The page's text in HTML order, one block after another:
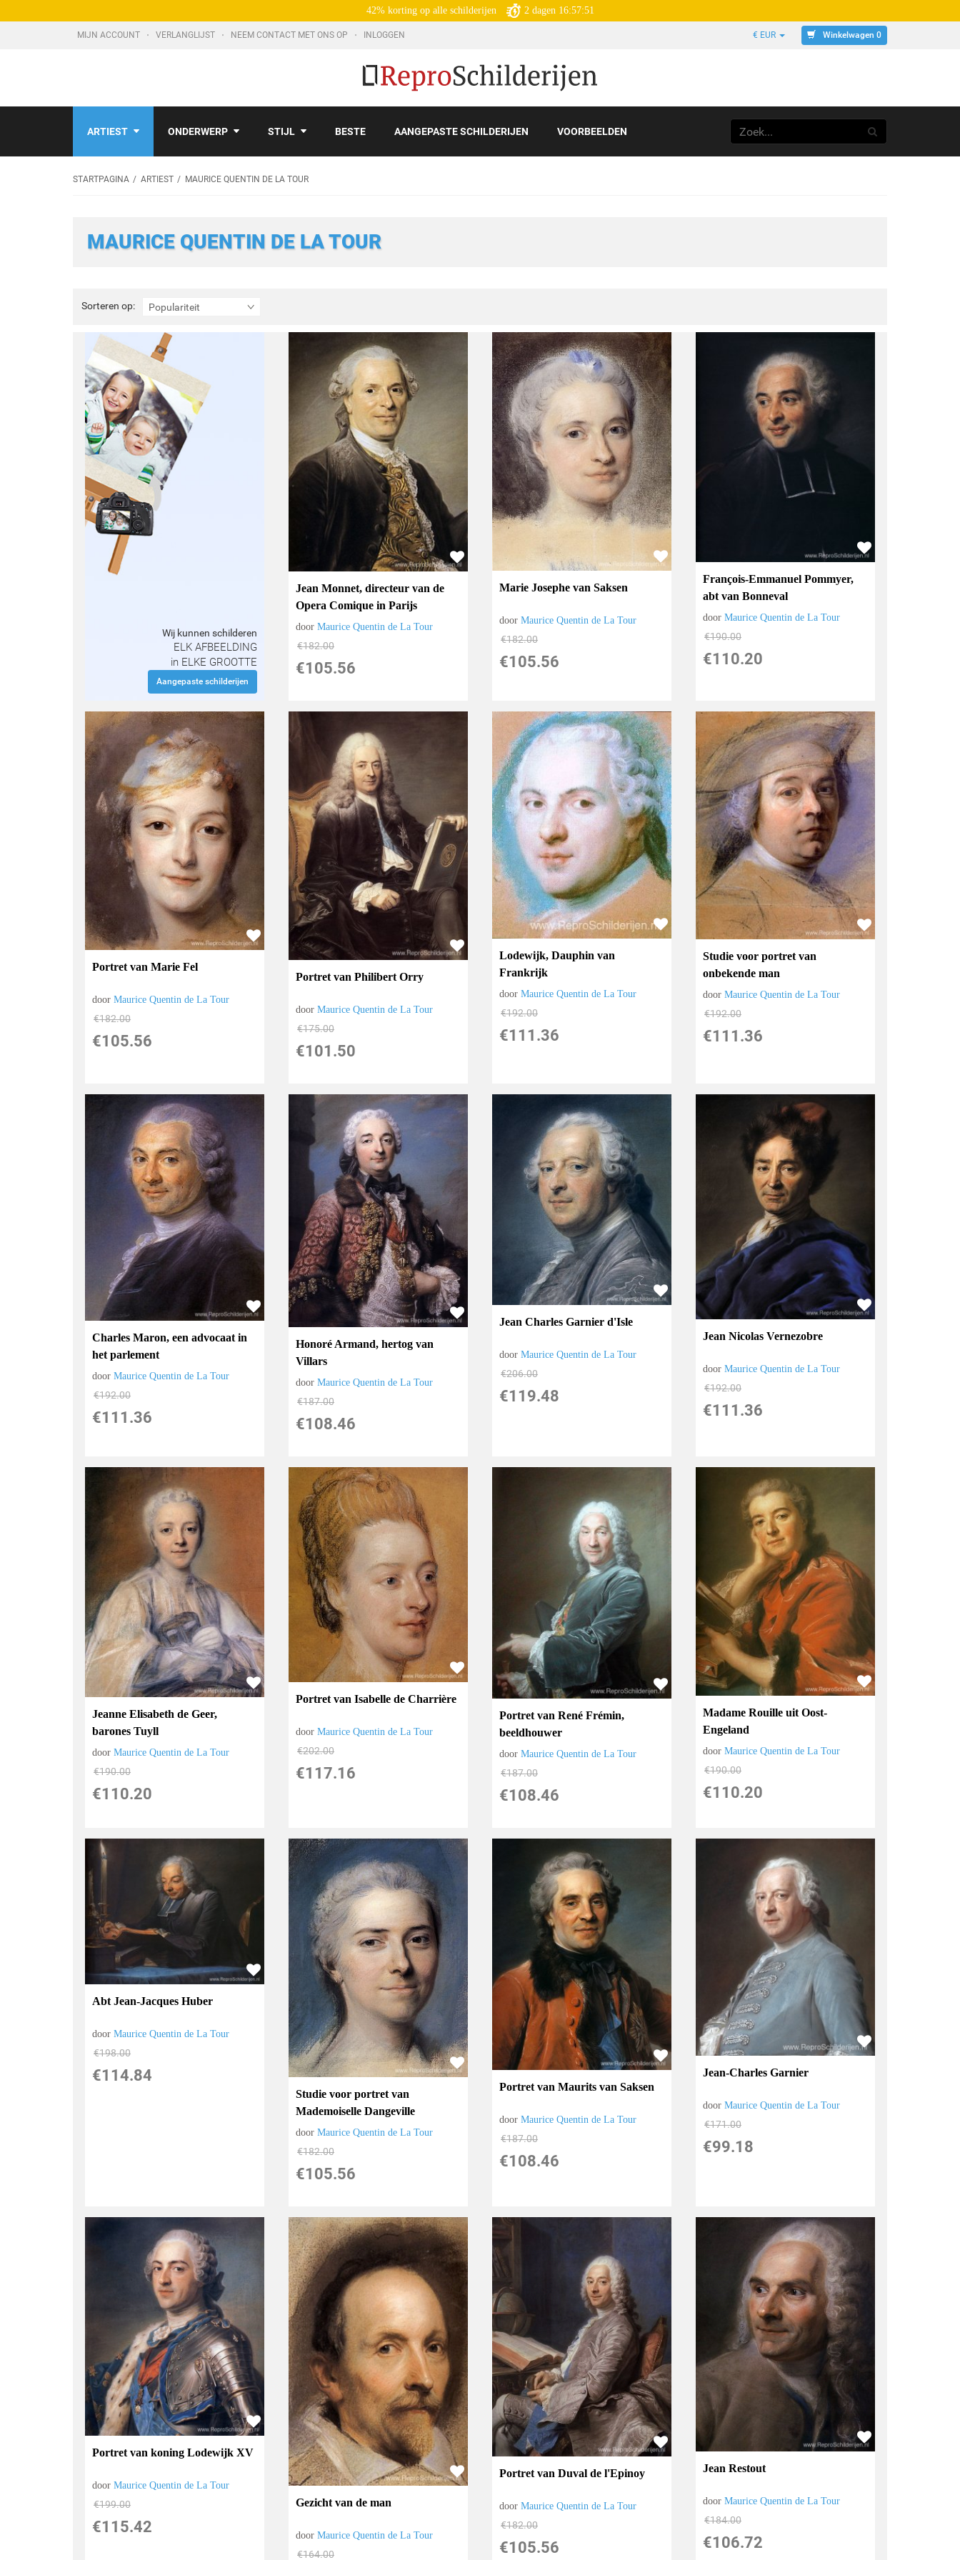
42% korting op alle schilderijen 2 dagen 16:57:50
MIJN ACCOUNT VERLANGLIJST NEEM CONTACT MET ONS OP INLOGGEN € EUR Winkelwagen 0
ARTIEST ONDERWERP STIJL BESTE AANGEPASTE SCHILDERIJEN VOORBEELDEN
STARTPAGINA ARTIEST MAURICE QUENTIN DE LA TOUR
MAURICE QUENTIN DE LA TOUR
Sorteren op: Populariteit
Sorteren
op:
Wij kunnen schilderen
ELK AFBEELDING
in ELKE GROOTTE
Aangepaste schilderijen
Jean Monnet, directeur van de
Opera Comique in Parijs
doorMaurice Quentin de La Tour
€182.00
€105.56
Marie Josephe van Saksen
doorMaurice Quentin de La Tour
€182.00
€105.56
François-Emmanuel Pommyer,
abt van Bonneval
doorMaurice Quentin de La Tour
€190.00
€110.20
Portret van Marie Fel
doorMaurice Quentin de La Tour
€182.00
€105.56
Portret van Philibert Orry
doorMaurice Quentin de La Tour
€175.00
€101.50
Lodewijk, Dauphin van
Frankrijk
doorMaurice Quentin de La Tour
€192.00
€111.36
Studie voor portret van
onbekende man
doorMaurice Quentin de La Tour
€192.00
€111.36
Charles Maron, een advocaat in
het parlement
doorMaurice Quentin de La Tour
€192.00
€111.36
Honoré Armand, hertog van
Villars
doorMaurice Quentin de La Tour
€187.00
€108.46
Jean Charles Garnier d'Isle
doorMaurice Quentin de La Tour
€206.00
€119.48
Jean Nicolas Vernezobre
doorMaurice Quentin de La Tour
€192.00
€111.36
Jeanne Elisabeth de Geer,
barones Tuyll
doorMaurice Quentin de La Tour
€190.00
€110.20
Portret van Isabelle de Charrière
doorMaurice Quentin de La Tour
€202.00
€117.16
Portret van René Frémin,
beeldhouwer
doorMaurice Quentin de La Tour
€187.00
€108.46
Madame Rouille uit Oost-
Engeland
doorMaurice Quentin de La Tour
€190.00
€110.20
Abt Jean-Jacques Huber
doorMaurice Quentin de La Tour
€198.00
€114.84
Studie voor portret van
Mademoiselle Dangeville
doorMaurice Quentin de La Tour
€182.00
€105.56
Portret van Maurits van Saksen
doorMaurice Quentin de La Tour
€187.00
€108.46
Jean-Charles Garnier
doorMaurice Quentin de La Tour
€171.00
€99.18
Portret van koning Lodewijk XV
doorMaurice Quentin de La Tour
€199.00
€115.42
Gezicht van de man
doorMaurice Quentin de La Tour
€164.00
Portret van Duval de l'Epinoy
doorMaurice Quentin de La Tour
€182.00
€105.56
Jean Restout
doorMaurice Quentin de La Tour
€184.00
€106.72